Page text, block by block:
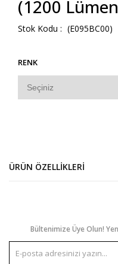
(1200
(E095BC00)
RENK
ÜRÜN ÖZELLIKLERI
Bültenimize Üye Olun!